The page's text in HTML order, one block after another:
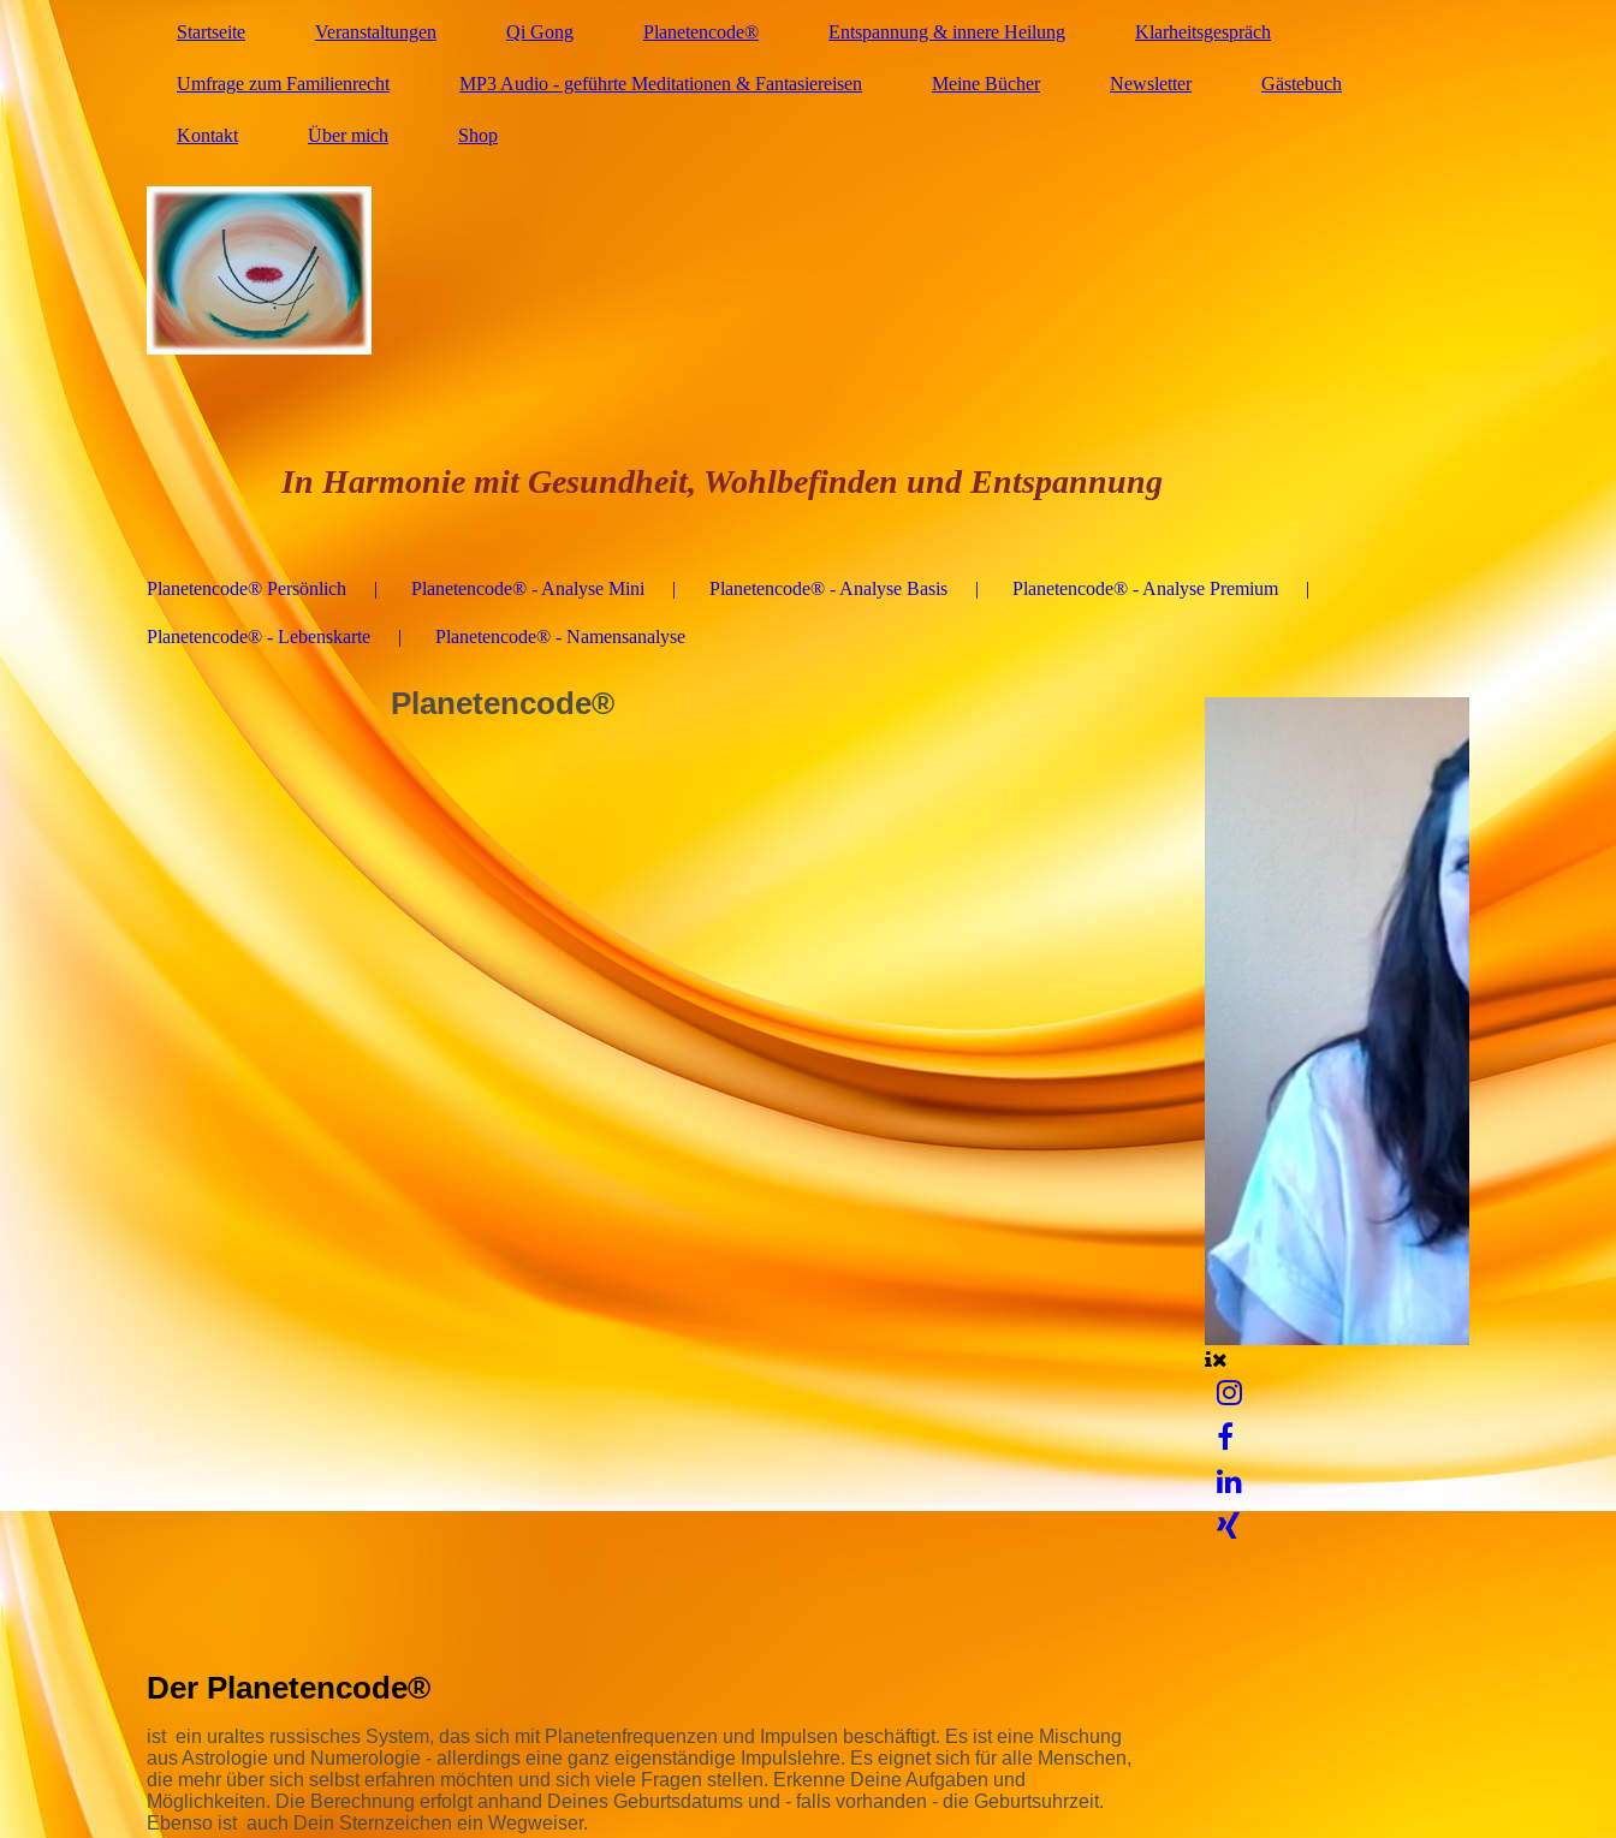
Startseite Veranstaltungen Qi Gong Planetencode® Entspannung & innere Heilung Klarheitsgespräch
Umfrage zum Familienrecht MP3 Audio - geführte Meditationen & Fantasiereisen Meine Bücher Newsletter Gästebuch
Kontakt Über mich Shop
In Harmonie mit Gesundheit, Wohlbefinden und Entspannung
Planetencode® Persönlich Planetencode® - Analyse Mini Planetencode® - Analyse Basis Planetencode® - Analyse Premium
Planetencode® - Lebenskarte Planetencode® - Namensanalyse
Planetencode®
Der Planetencode®
ist ein uraltes russisches System, das sich mit Planetenfrequenzen und Impulsen beschäftigt. Es ist eine Mischung
aus Astrologie und Numerologie - allerdings eine ganz eigenständige Impulslehre. Es eignetsich für alle Menschen,
die mehr über sich selbst erfahren möchten und sich viele Fragen stellen. Erkenne Deine Aufgaben und
Möglichkeiten. Die Berechnung erfolgt anhand Deines Geburtsdatums und - falls vorhanden - die Geburtsuhrzeit.
Ebenso ist auch Dein Sternzeichen ein Wegweiser.